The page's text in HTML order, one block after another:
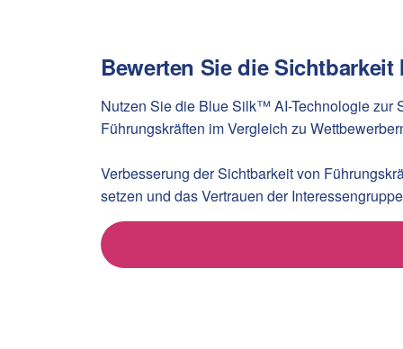
Bewerten Sie die
Nutzen Sie die Blue Silk™ AI-Technologie zur
Führungskräften im Vergleich zu
Verbesserung der Sichtbarkeit von
setzen und das Vertrauen der